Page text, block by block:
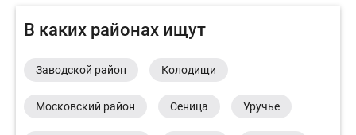
В каких районах ищут
Заводской район Колодищи
Московский район Сеница Уручье